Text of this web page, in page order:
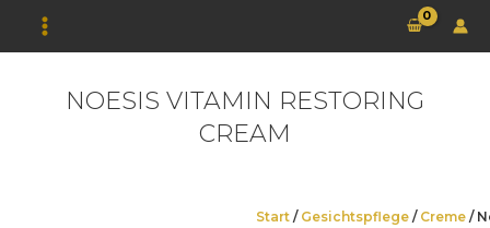
Inhalt
NOESIS VITAMIN RESTORING
CREAM
Start / Gesichtspflege / Creme /